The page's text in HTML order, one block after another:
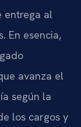
entrega al
En esencia,
avanza el
según la
los cargos y